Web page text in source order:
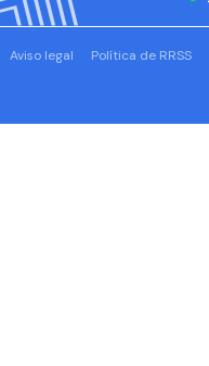
Aviso legal Política de RRSS